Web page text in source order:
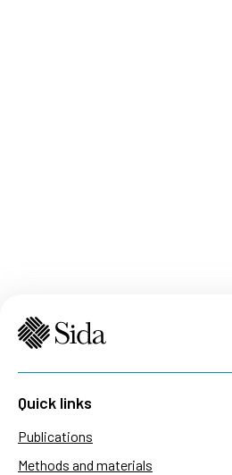
Quick links
Publications
Methods and materials